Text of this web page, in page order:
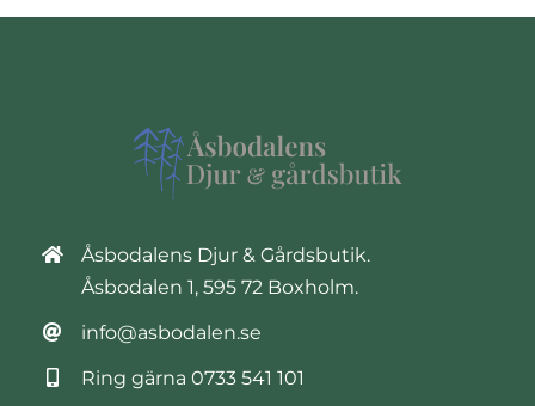
Åsbodalens Djur & Gårdsbutik.
Åsbodalen 1, 595 72 Boxholm.
info@asbodalen.se
Ring gärna 0733 541 101